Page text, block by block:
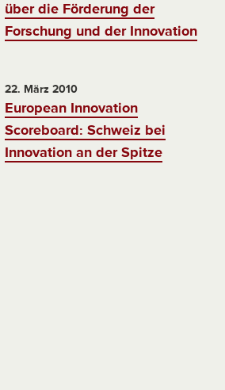
über die Förderung der
Forschung und der Innovation
22. März 2010
European Innovation
Scoreboard: Schweiz bei
Innovation an der Spitze